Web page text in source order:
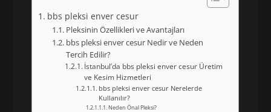
bbs pleksi enver cesur
Pleksinin Özellikleri ve Avantajları
bbs pleksi enver cesur Nedir ve Neden
Tercih Edilir?
İstanbul’da bbs pleksi enver cesur Üretim
ve Kesim Hizmetleri
bbs pleksi enver cesur Nerelerde
Kullanılır?
Neden Önal Pleksi?